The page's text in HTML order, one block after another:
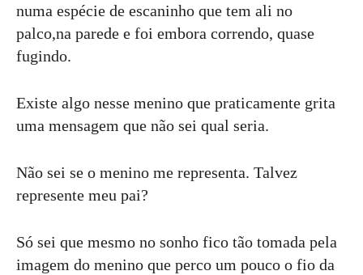
numa espécie de escaninho que tem ali no
palco,na parede e foi embora correndo, quase
fugindo.
Existe algo nesse menino que praticamente grita
uma mensagem que não sei qual seria.
Não sei se o menino me representa. Talvez
represente meu pai?
Só sei que mesmo no sonho fico tão tomada pela
imagem do menino que perco um pouco o fio da